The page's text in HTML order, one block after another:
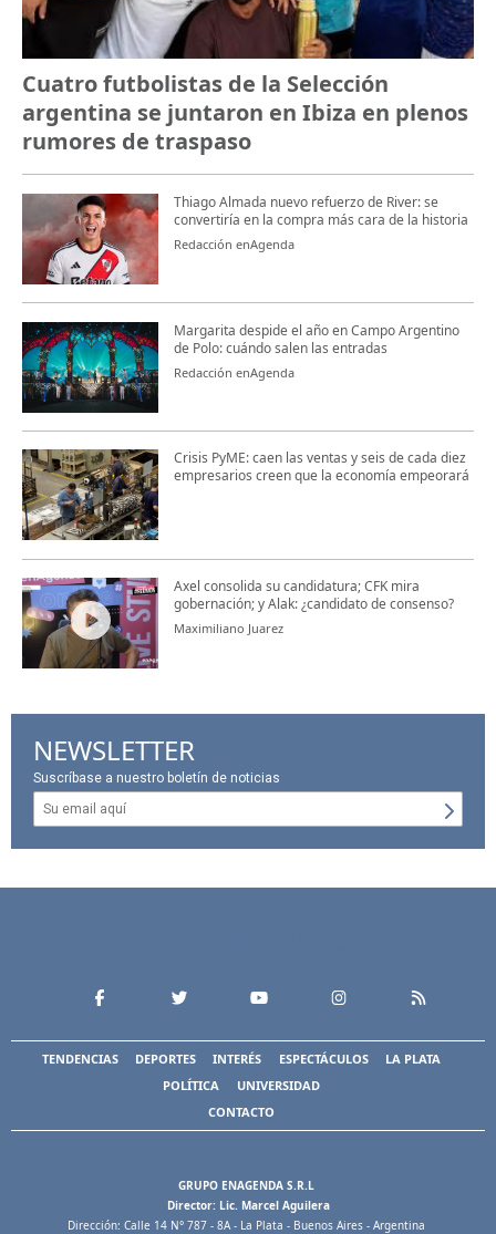
Cuatro futbolistas de la Selección
argentina se juntaron en Ibiza en plenos
rumores de traspaso
Thiago Almada nuevo refuerzo de River: se
convertiría en la compra más cara de la historia
Redacción enAgenda
Margarita despide el año en Campo Argentino
de Polo: cuándo salen las entradas
Redacción enAgenda
Crisis PyME: caen las ventas y seis de cada diez
empresarios creen que la economía empeorará
Axel consolida su candidatura; CFK mira
gobernación; y Alak: ¿candidato de consenso?
Maximiliano Juarez
NEWSLETTER
Suscríbase a nuestro boletín de noticias
TENDENCIAS DEPORTES INTERÉS ESPECTÁCULOS
LA PLATA
POLÍTICA
UNIVERSIDAD
CONTACTO
GRUPO ENAGENDA S.R.L
Director: Lic. Marcel Aguilera
Dirección: Calle 14 N° 787 - 8A - La Plata - Buenos Aires - Argentina